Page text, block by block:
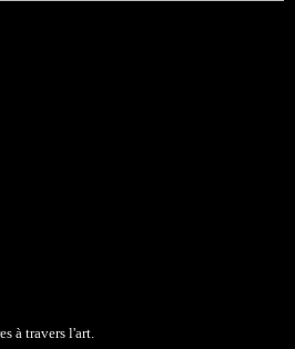
à travers l'art.